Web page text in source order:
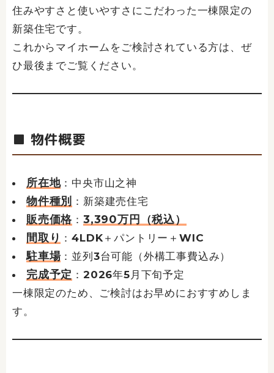
住みやすさと使いやすさにこだわった一棟限定の
新築住宅です。
これからマイホームをご検討されている方は、ぜ
ひ最後までご覧ください。
■ 物件概要
所在地：中央市山之神
物件種別 ：新築建売住宅
販売価格 ：3,390万円（税込）
間取り ：4LDK＋パントリー＋WIC
駐車場：並列3台可能（外構工事費込み）
完成予定 ：2026年5月下旬予定
一棟限定のため、ご検討はお早めにおすすめしま
す。